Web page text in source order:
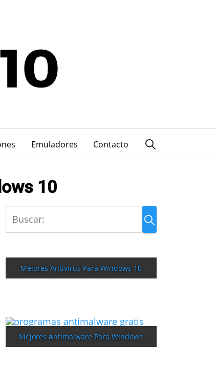
Emuladores Contacto
10
Mejores Antivirus Para Windows 10
Mejores Antimalware Para Windows